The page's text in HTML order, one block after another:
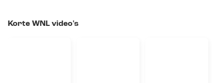
Korte WNL video's